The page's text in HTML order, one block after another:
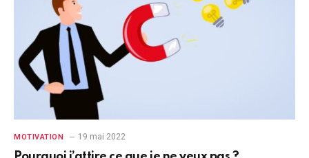
MOTIVATION 19 mai 2022